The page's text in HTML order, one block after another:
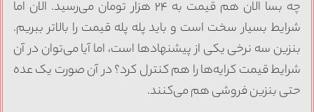
چه بسا الان هم قیمت به ۲۴ هزار تومان می‌رسید. الان اما
شرایط بسیار سخت است و باید پله پله قیمت را بالاتر ببریم.
بنزین سه نرخی یکی از پیشنهادها است، اما آیا می‌توان در آن
شرایط قیمت کرایه‌ها را هم کنترل کرد؟ در آن صورت یک عده
حتی بنزین فروشی هم می‌کنند.